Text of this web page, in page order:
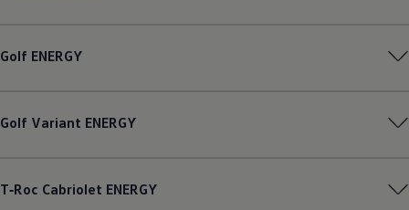
Pannen- und Unfallhilfe
Golf ENERGY
Golf Variant ENERGY
T‑Roc Cabriolet ENERGY